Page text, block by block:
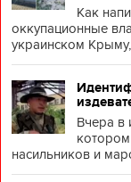
Как
оккупационные
украинском Крыму,
Вчера в
насильников и